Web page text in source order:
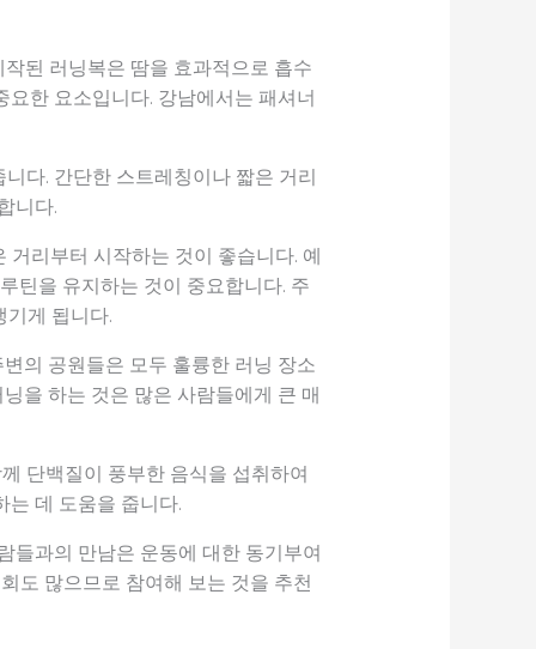
된 러닝복은 땀을 효과적으로 흡수
한 요소입니다. 강남에서는 패셔너
다. 간단한 스트레칭이나 짧은 거리
니다.
리부터 시작하는 것이 좋습니다. 예
틴을 유지하는 것이 중요합니다. 주
기게 됩니다.
의 공원들은 모두 훌륭한 러닝 장소
을 하는 것은 많은 사람들에게 큰 매
단백질이 풍부한 음식을 섭취하여
는 데 도움을 줍니다.
들과의 만남은 운동에 대한 동기부여
도 많으므로 참여해 보는 것을 추천